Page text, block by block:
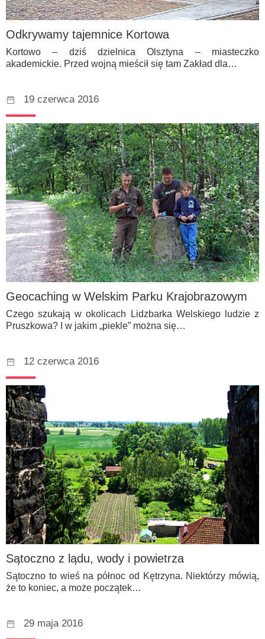
Odkrywamy tajemnice Kortowa
Kortowo – dziś dzielnica Olsztyna – miasteczko
akademickie. Przed wojną mieścił się tam Zakład dla…
19 czerwca 2016
Geocaching w Welskim Parku Krajobrazowym
Czego szukają w okolicach Lidzbarka Welskiego ludzie z
Pruszkowa? I w jakim „piekle” można się…
12 czerwca 2016
Sątoczno z lądu, wody i powietrza
Sątoczno to wieś na północ od Kętrzyna. Niektórzy mówią,
że to koniec, a może początek…
29 maja 2016